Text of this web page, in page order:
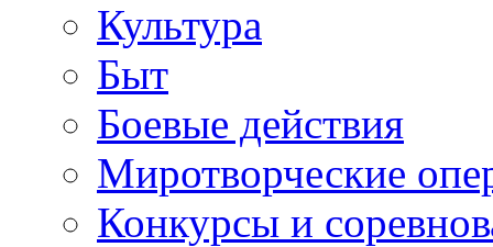
Культура
Быт
Боевые действия
Миротворческие
Конкурсы и